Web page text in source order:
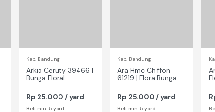
Kab. Bandung
Arkia Ceruty 39466 |
Bunga Floral
Rp 25.000 / yard
Beli min. 5 yard
Kab. Bandung
Ara Hmc Chiffon
61219 | Flora Bunga
Rp 25.000 / yard
Beli min. 5 yard